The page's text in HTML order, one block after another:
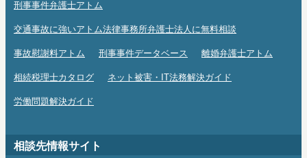
刑事事件弁護士アトム
交通事故に強いアトム法律事務所弁護士法人に無料相談
事故慰謝料アトム 刑事事件データベース 離婚弁護士アトム
相続税理士カタログ ネット被害・IT法務解決ガイド
労働問題解決ガイド
相談先情報サイト